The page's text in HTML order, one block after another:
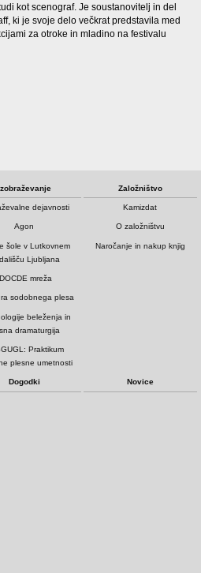
kot scenograf. Je soustanovitelj in del
ki je svoje delo večkrat predstavila med
za otroke in mladino na festivalu
dejavnosti
Agon
šole v Lutkovnem
Ljubljana
mreža
sodobnega plesa
beleženja in
dramaturgija
Praktikum
plesne umetnosti
Založništvo
Kamizdat
O založništvu
Naročanje in nakup knjig
Dogodki Novice